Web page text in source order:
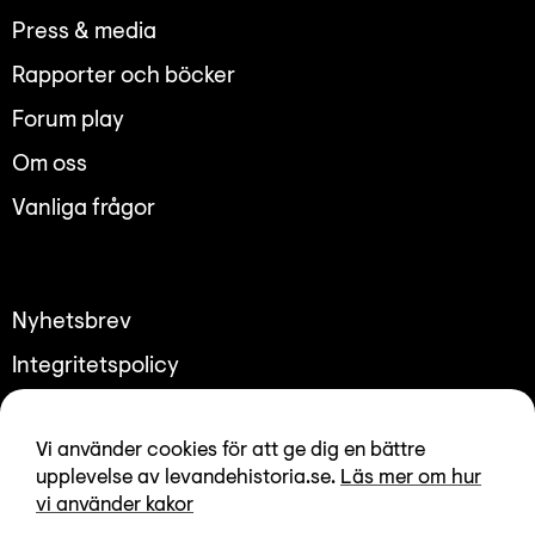
Vi använder cookies för att ge dig en bättre
upplevelse av levandehistoria.se. Läs mer om hur
vi använder kakor
Press & media
Rapporter och böcker
Forum play
Om oss
Vanliga frågor
Nyhetsbrev
Integritetspolicy